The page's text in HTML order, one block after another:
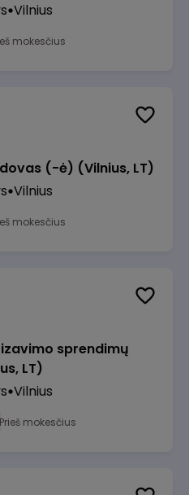
Vilnius
mokesčius
(-ė) (Vilnius, LT)
Vilnius
mokesčius
sprendimų
LT)
Vilnius
Prieš mokesčius